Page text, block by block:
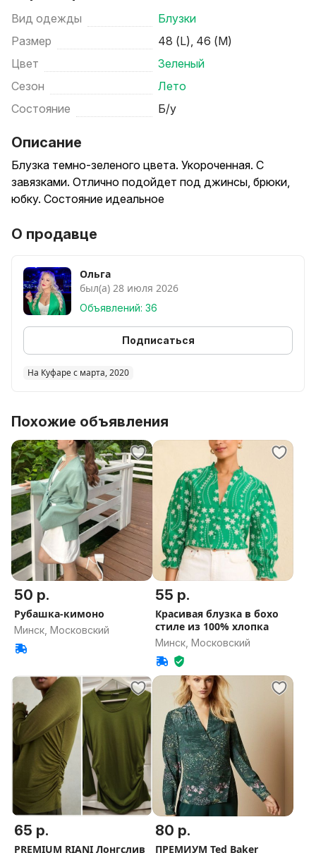
Вид одежды
Блузки
Размер
48 (L), 46 (M)
Цвет
Зеленый
Сезон
Лето
Состояние
Б/у
Описание
Блузка темно-зеленого цвета. Укороченная. С
завязками. Отлично подойдет под джинсы, брюки,
юбку. Состояние идеальное
О продавце
Ольга
был(а) 28 июля 2026
Объявлений: 36
Подписаться
На Куфаре с марта, 2020
Похожие объявления
50 р.
Рубашка-кимоно
Минск, Московский
55 р.
Красивая блузка в бохо
стиле из 100% хлопка
Минск, Московский
65 р.
PREMIUM RIANI Лонгслив
80 р.
ПРЕМИУМ Ted Baker